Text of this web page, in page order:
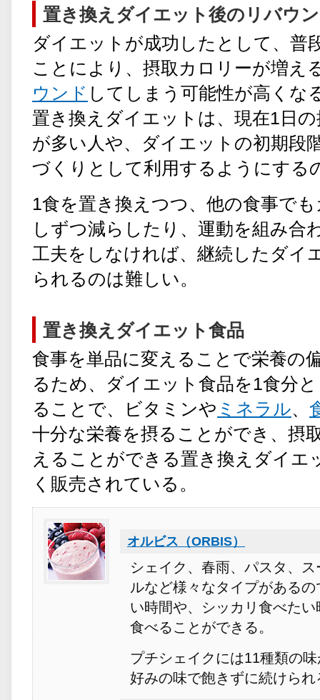
置き換えダイエット後のリバウ
ダイエットが成功したとして、普
ことにより、摂取カロリーが増え
ウンド してしまう可能性が高くな
置き換えダイエットは、現在1日
が多い人や、ダイエットの初期段
づくりとして利用するようにする
1食を置き換えつつ、他の食事で
しずつ減らしたり、運動を組み合
工夫をしなければ、継続したダイ
られるのは難しい。
置き換えダイエット食品
食事を単品に変えることで栄養の
るため、ダイエット食品を1食分
ることで、ビタミンや ミネラル、
十分な栄養を摂ることができ、摂
えることができる置き換えダイエ
く販売されている。
オルビス（ORBIS）
シェイク、春雨、パスタ、
ルなど様々なタイプがある
い時間や、シッカリ食べた
食べることができる。
プチシェイクには11種類の
好みの味で飽きずに続けられ